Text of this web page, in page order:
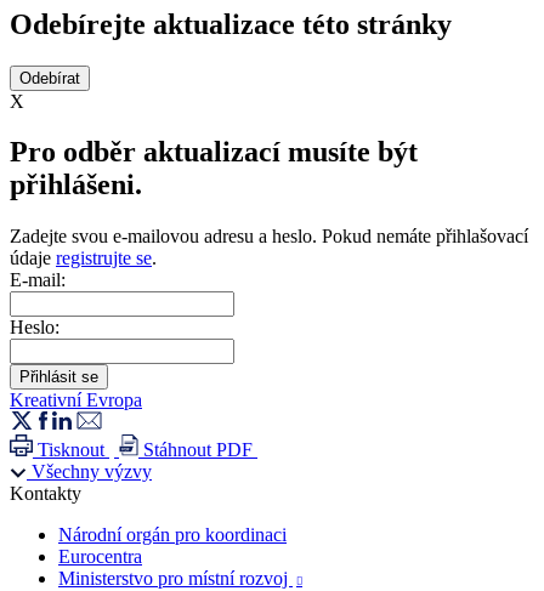
Odebírejte aktualizace této stránky
X
Pro odběr aktualizací musíte být
přihlášeni.
Zadejte svou e-mailovou adresu a heslo. Pokud nemáte přihlašovací
údaje registrujte se.
E-mail:
Heslo:
Kreativní Evropa
Tisknout
Stáhnout PDF
Všechny výzvy
Kontakty
Národní orgán pro koordinaci
Eurocentra
Ministerstvo pro místní rozvoj
